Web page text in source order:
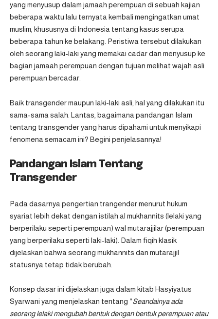
yang menyusup dalam jamaah perempuan di sebuah kajian
beberapa waktu lalu ternyata kembali mengingatkan umat
muslim, khususnya di Indonesia tentang kasus serupa
beberapa tahun ke belakang. Peristiwa tersebut dilakukan
oleh seorang laki-laki yang memakai cadar dan menyusup ke
bagian jamaah perempuan dengan tujuan melihat wajah asli
perempuan bercadar.
Baik transgender maupun laki-laki asli, hal yang dilakukan itu
sama-sama salah. Lantas, bagaimana pandangan Islam
tentang transgenderyang harus dipahami untuk menyikapi
fenomena semacam ini? Begini penjelasannya!
Pandangan Islam Tentang
Transgender
Pada dasarnya pengertian trangender menurut hukum
syariat lebih dekat dengan istilah al mukhannits (lelaki yang
berperilaku seperti perempuan) wal mutarajjilar (perempuan
yang berperilaku seperti laki-laki). Dalam fiqih klasik
dijelaskan bahwa seorang mukhannits dan mutarajjil
statusnya tetap tidak berubah.
Konsep dasar ini dijelaskan juga dalam kitab Hasyiyatus
Syarwani yang menjelaskan tentang “Seandainya ada
seorang lelaki mengubah bentuk dengan bentuk perempuan atau